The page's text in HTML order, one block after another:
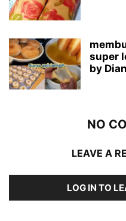
super
by
NO
LEAVE A
LOG IN TO